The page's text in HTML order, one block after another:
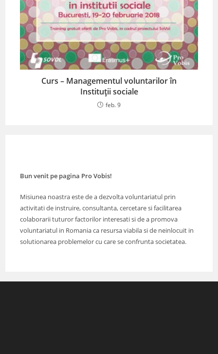
Curs – Managementul voluntarilor în
Instituții sociale
feb. 9
Bun venit pe pagina Pro Vobis!
Misiunea noastra este de a dezvolta voluntariatul prin
activitati de instruire, consultanta, cercetare si facilitarea
colaborarii tuturor factorilor interesati si de a promova
voluntariatul in Romania ca resursa viabila si de neinlocuit in
solutionarea problemelor cu care se confrunta societatea.